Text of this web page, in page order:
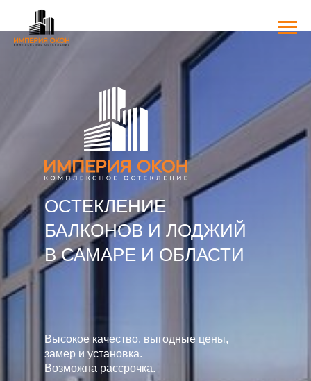
ОСТЕКЛЕНИЕ
БАЛКОНОВ И ЛОДЖИЙ
В САМАРЕ И ОБЛАСТИ
Высокое качество, выгодные цены,
замер и установка.
Возможна рассрочка.